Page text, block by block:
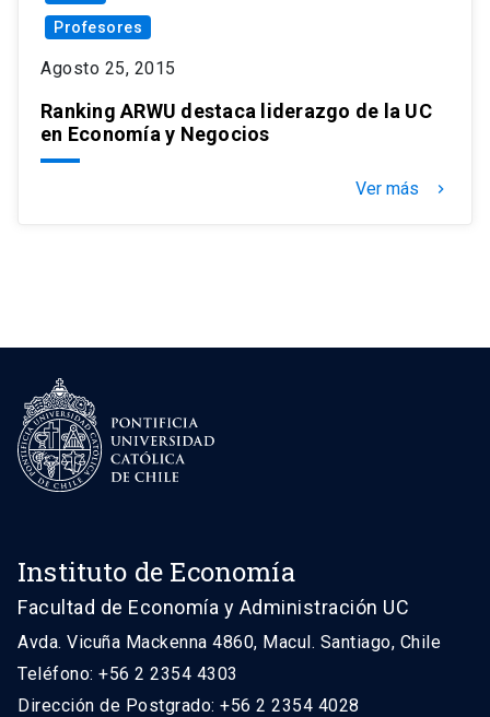
Profesores
Agosto 25, 2015
Ranking ARWU destaca liderazgo de la UC
en Economía y Negocios
Ver más keyboard_arrow_right
Instituto de Economía
Facultad de Economía y Administración UC
Avda. Vicuña Mackenna 4860, Macul. Santiago, Chile
Teléfono: +56 2 2354 4303
Dirección de Postgrado: +56 2 2354 4028